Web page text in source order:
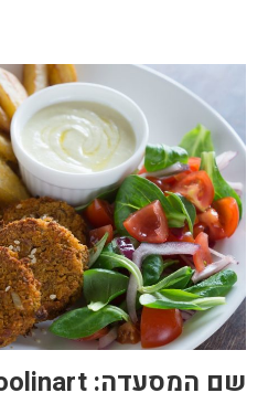
שם המסעדה: Coolinart